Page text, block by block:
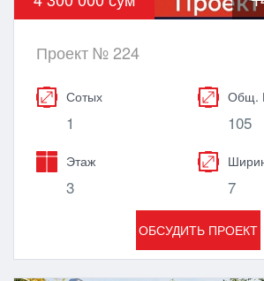
Проект № 224
Сотых
1
Общ.
105
Этаж
3 7
ОБСУДИТЬ ПРОЕКТ